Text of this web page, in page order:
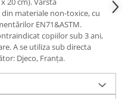
materiale non-toxice, cu
EN71&ASTM.
copiilor sub 3 ani,
A se utiliza sub directa
Djeco, Franța.